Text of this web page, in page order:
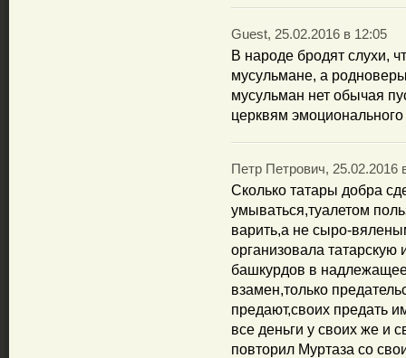
Guest, 25.02.2016 в 12:05
В народе бродят слухи,
мусульмане, а
мусульман нет обычая
церквям
Петр Петрович, 25.02.2016
Сколько татары добра
умываться,туалетом
варить,а не сыро-
организовала
башкурдов в
взамен,только
предают,своих предать
все деньги у своих же и
повторил Муртаза со